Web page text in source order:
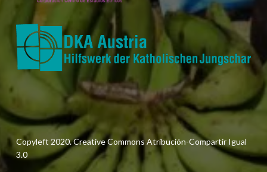
Copyleft 2020. Creative Commons Atribución-Compartir Igual
3.0